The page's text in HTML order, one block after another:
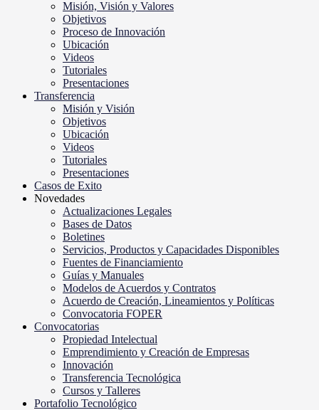
Misión, Visión y Valores
Objetivos
Proceso de Innovación
Ubicación
Videos
Tutoriales
Presentaciones
Transferencia
Misión y Visión
Objetivos
Ubicación
Videos
Tutoriales
Presentaciones
Casos de Exito
Novedades
Actualizaciones Legales
Bases de Datos
Boletines
Servicios, Productos y Capacidades Disponibles
Fuentes de Financiamiento
Guías y Manuales
Modelos de Acuerdos y Contratos
Acuerdo de Creación, Lineamientos y Políticas
Convocatoria FOPER
Convocatorias
Propiedad Intelectual
Emprendimiento y Creación de Empresas
Innovación
Transferencia Tecnológica
Cursos y Talleres
Portafolio Tecnológico